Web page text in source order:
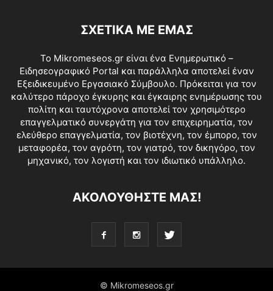
ΣΧΕΤΙΚΑ ΜΕ ΕΜΑΣ
Το Mikromeseos.gr είναι ένα Ενημερωτικό –
Ειδησεογραφικό Portal και παράλληλα αποτελεί έναν
Εξειδικευμένο Εργασιακό Σύμβουλο. Πρόκειται για τον
καλύτερο πάροχο έγκυρης και έγκαιρης ενημέρωσης του
πολίτη και ταυτόχρονα αποτελεί τον χρησιμότερο
επαγγελματικό συνεργάτη για τον επιχειρηματία, τον
ελεύθερο επαγγελματία, τον βιοτέχνη, τον έμπορο, τον
μεταφορέα, τον αγρότη, τον γιατρό, τον δικηγόρο, τον
μηχανικό, τον λογιστή και τον ιδιωτικό υπάλληλο.
ΑΚΟΛΟΥΘΗΣΤΕ ΜΑΣ!
© Mikromeseos.gr